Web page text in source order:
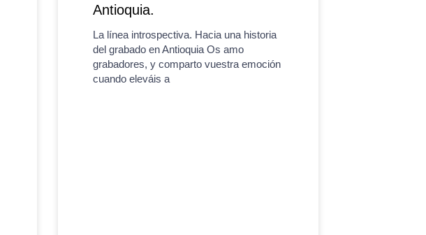
Antioquia.
La línea introspectiva. Hacia una historia
del grabado en Antioquia Os amo
grabadores, y comparto vuestra emoción
cuando eleváis a